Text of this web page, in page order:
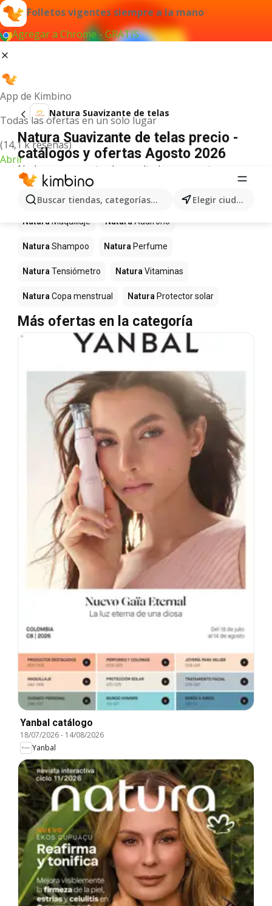
Folletos vigentes siempre a la mano
Agregar a Chrome - GRATIS
App de Kimbino
Todas las ofertas en un solo lugar
(14,1 k reseñas)
Abrir
Buscar tiendas, categorías, productos... Elegir ciudad
Natura Suavizante de telas
Natura Suavizante de telas precio -
catálogos y ofertas Agosto 2026
No hemos encontrado resultados para este
término.
Más productos en tiendas Natura
NaturaMaquillaje NaturaAudifono
Natura Shampoo Natura Perfume
Natura Tensiómetro Natura Vitaminas
Natura Copa menstrual Natura Protector solar
Más ofertas en la categoría
Yanbal catálogo
18/07/2026- 14/08/2026
Yanbal